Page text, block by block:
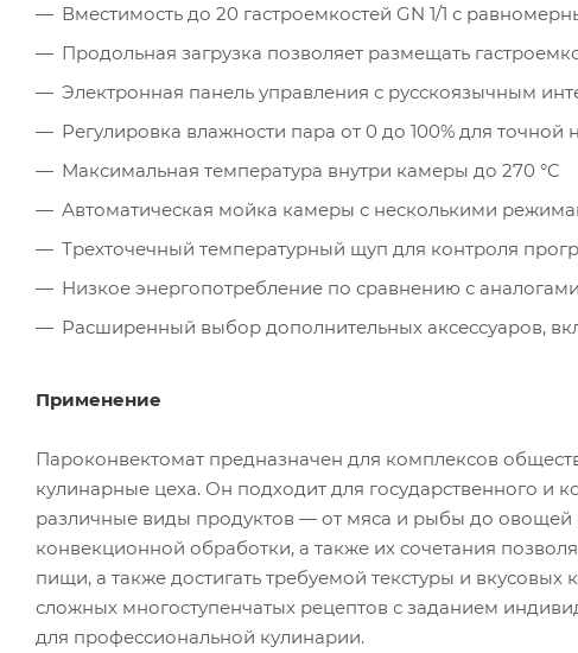
Вместимость до 20 гастроемкостей GN 1/1 с
Продольная загрузка позволяет размещать
Электронная панель управления с русскоязычным
Регулировка влажности пара от 0 до 100% для
Максимальная температура внутри камеры до 270 °C
Автоматическая мойка камеры с несколькими
Трехточечный температурный щуп для контроля
Низкое энергопотребление по сравнению с
Расширенный выбор дополнительных аксессуаров,
Применение
Пароконвектомат предназначен для комплексов
кулинарные цеха. Он подходит для государственного и
различные виды продуктов — от мяса и рыбы до
конвекционной обработки, а также их сочетания
пищи, а также достигать требуемой текстуры и
сложных многоступенчатых рецептов с заданием
для профессиональной кулинарии.